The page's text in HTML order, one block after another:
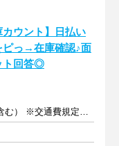
カウント】日払い
っ→在庫確認♪面
ト回答◎
時給1550円（夜勤手当含む） ※交通費規定内支給